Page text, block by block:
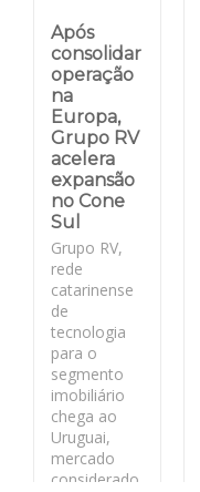
Após
consolidar
operação
na
Europa,
Grupo RV
acelera
expansão
no Cone
Sul
Grupo RV,
rede
catarinense
de
tecnologia
para o
segmento
imobiliário
chega ao
Uruguai,
mercado
considerado